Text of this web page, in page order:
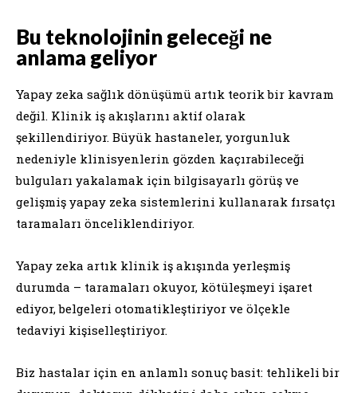
Bu teknolojinin geleceği ne
anlama geliyor
Yapay zeka sağlık dönüşümü artık teorik bir kavram
değil. Klinik iş akışlarını aktif olarak
şekillendiriyor. Büyük hastaneler, yorgunluk
nedeniyle klinisyenlerin gözden kaçırabileceği
bulguları yakalamak için bilgisayarlı görüş ve
gelişmiş yapay zeka sistemlerini kullanarak fırsatçı
taramaları önceliklendiriyor.
Yapay zeka artık klinik iş akışında yerleşmiş
durumda – taramaları okuyor, kötüleşmeyi işaret
ediyor, belgeleri otomatikleştiriyor ve ölçekle
tedaviyi kişiselleştiriyor.
Biz hastalar için en anlamlı sonuç basit: tehlikeli bir